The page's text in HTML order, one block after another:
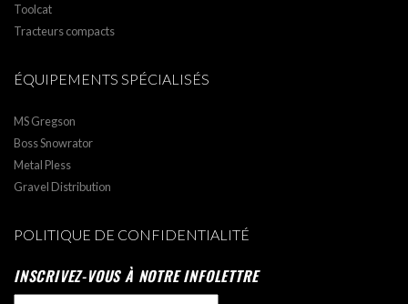
Toolcat
Tracteurs compacts
ÉQUIPEMENTS SPÉCIALISÉS
MS Gregson
Boss Snowrator
Metal Pless
Gravel Distribution
POLITIQUE DE CONFIDENTIALITÉ
INSCRIVEZ-VOUS À NOTRE INFOLETTRE